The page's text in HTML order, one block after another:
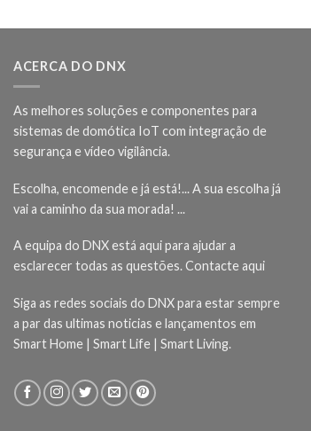
ACERCA DO DNX
As melhores soluções e componentes para
sistemas de domótica IoT com integração de
segurança e vídeo vigilância.
Escolha, encomende e já está!... A sua escolha já
vai a caminho da sua morada! ...
A equipa do DNX está aqui para ajudar a
esclarecer todas as questões.Contacte aqui
Siga as redes sociais do DNX para estar sempre
a par das ultimas noticias e lançamentos em
Smart Home | Smart Life | Smart Living.